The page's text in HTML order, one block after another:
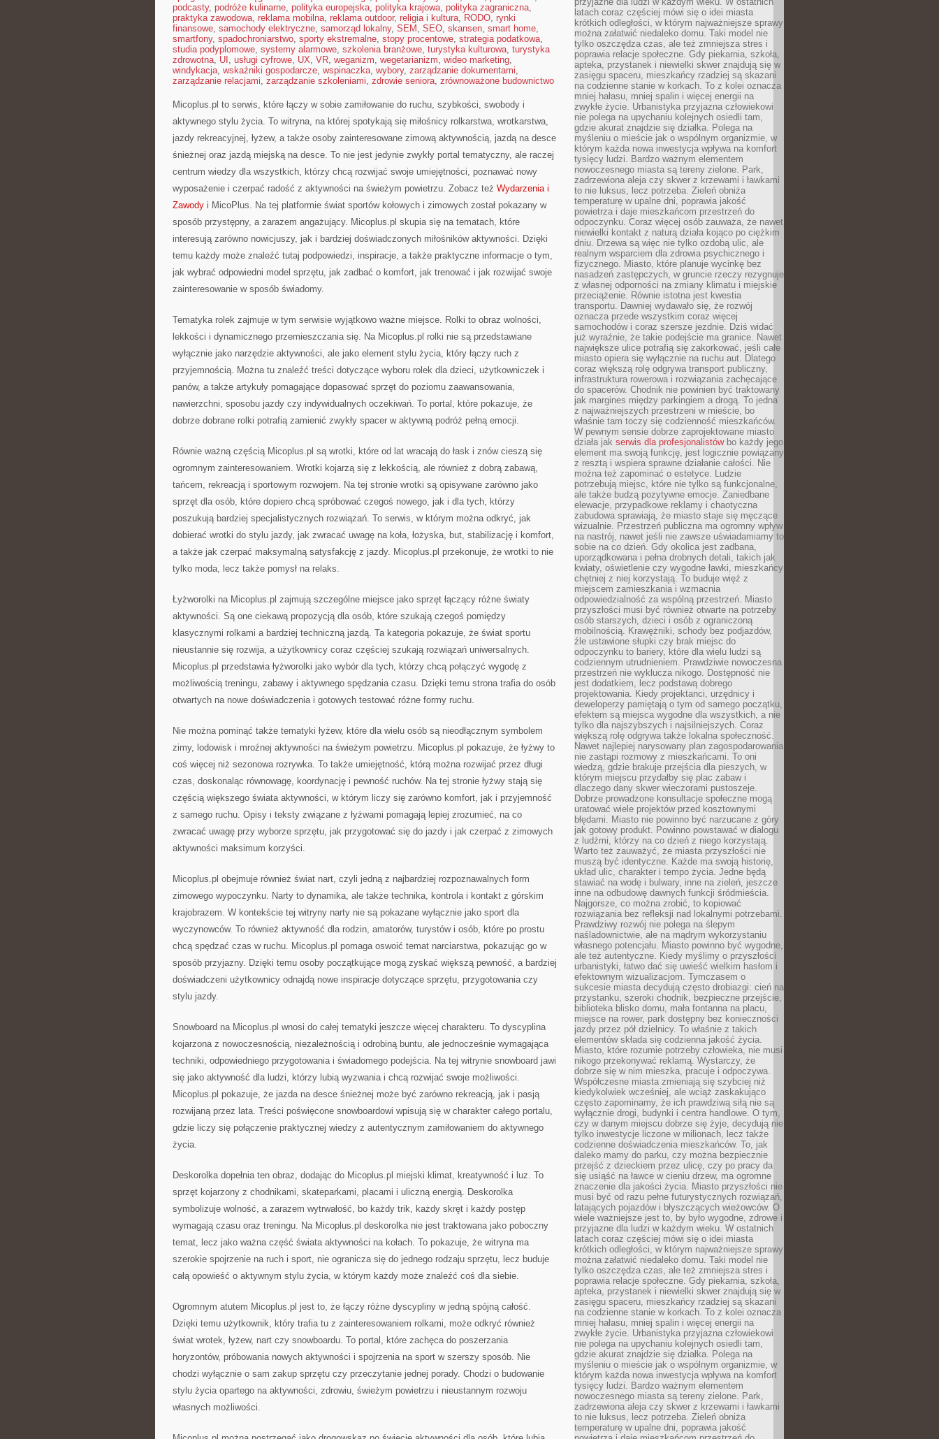
podcasty, podróże kulinarne, polityka europejska, polityka krajowa, polityka zagraniczna,
praktyka zawodowa, reklama mobilna, reklama outdoor, religia i kultura, RODO, rynki
finansowe, samochody elektryczne, samorząd lokalny, SEM , SEO, skansen, smart home,
smartfony, spadochroniarstwo, sporty ekstremalne, stopy procentowe, strategia podatkowa,
studia podyplomowe, systemy alarmowe, szkolenia branżowe, turystyka kulturowa, turystyka
zdrowotna, UI , usługi cyfrowe, UX, VR, weganizm, wegetarianizm, wideo marketing,
windykacja, wskaźniki gospodarcze, wspinaczka, wybory, zarządzanie dokumentami,
zarządzanie relacjami, zarządzanie szkoleniami, zdrowie seniora, zrównoważone budownictwo
Micoplus.pl to serwis, które łączy w sobie zamiłowanie do ruchu, szybkości, swobody i
aktywnego stylu życia. To witryna, na której spotykają się miłośnicy rolkarstwa, wrotkarstwa,
jazdy rekreacyjnej, łyżew, a także osoby zainteresowane zimową aktywnością, jazdą na desce
śnieżnej oraz jazdą miejską na desce. To nie jest jedynie zwykły portal tematyczny, ale raczej
centrum wiedzy dla wszystkich, którzy chcą rozwijać swoje umiejętności, poznawać nowy
wyposażenie i czerpać radość z aktywności na świeżym powietrzu. Zobacz też Wydarzenia i
Zawody i MicoPlus. Na tej platformie świat sportów kołowych i zimowych został pokazany w
sposób przystępny, a zarazem angażujący. Micoplus.pl skupia się na tematach, które
interesują zarówno nowicjuszy, jak i bardziej doświadczonych miłośników aktywności. Dzięki
temu każdy może znaleźć tutaj podpowiedzi, inspiracje, a także praktyczne informacje o tym,
jak wybrać odpowiedni model sprzętu, jak zadbać o komfort, jak trenować i jak rozwijać swoje
zainteresowanie w sposób świadomy.
Tematyka rolek zajmuje w tym serwisie wyjątkowo ważne miejsce. Rolki to obraz wolności,
lekkości i dynamicznego przemieszczania się. Na Micoplus.pl rolki nie są przedstawiane
wyłącznie jako narzędzie aktywności, ale jako element stylu życia, który łączy ruch z
przyjemnością. Można tu znaleźć treści dotyczące wyboru rolek dla dzieci, użytkowniczek i
panów, a także artykuły pomagające dopasować sprzęt do poziomu zaawansowania,
nawierzchni, sposobu jazdy czy indywidualnych oczekiwań. To portal, które pokazuje, że
dobrze dobrane rolki potrafią zamienić zwykły spacer w aktywną podróż pełną emocji.
Równie ważną częścią Micoplus.pl są wrotki, które od lat wracają do łask i znów cieszą się
ogromnym zainteresowaniem. Wrotki kojarzą się z lekkością, ale również z dobrą zabawą,
tańcem, rekreacją i sportowym rozwojem. Na tej stronie wrotki są opisywane zarówno jako
sprzęt dla osób, które dopiero chcą spróbować czegoś nowego, jak i dla tych, którzy
poszukują bardziej specjalistycznych rozwiązań. To serwis, w którym można odkryć, jak
dobierać wrotki do stylu jazdy, jak zwracać uwagę na koła, łożyska, but, stabilizację i komfort,
a także jak czerpać maksymalną satysfakcję z jazdy. Micoplus.pl przekonuje, że wrotki to nie
tylko moda, lecz także pomysł na relaks.
Łyżworolki na Micoplus.pl zajmują szczególne miejsce jako sprzęt łączący różne światy
aktywności. Są one ciekawą propozycją dla osób, które szukają czegoś pomiędzy
klasycznymi rolkami a bardziej techniczną jazdą. Ta kategoria pokazuje, że świat sportu
nieustannie się rozwija, a użytkownicy coraz częściej szukają rozwiązań uniwersalnych.
Micoplus.pl przedstawia łyżworolki jako wybór dla tych, którzy chcą połączyć wygodę z
możliwością treningu, zabawy i aktywnego spędzania czasu. Dzięki temu strona trafia do osób
otwartych na nowe doświadczenia i gotowych testować różne formy ruchu.
Nie można pominąć także tematyki łyżew, które dla wielu osób są nieodłącznym symbolem
zimy, lodowisk i mroźnej aktywności na świeżym powietrzu. Micoplus.pl pokazuje, że łyżwy to
coś więcej niż sezonowa rozrywka. To także umiejętność, którą można rozwijać przez długi
czas, doskonaląc równowagę, koordynację i pewność ruchów. Na tej stronie łyżwy stają się
częścią większego świata aktywności, w którym liczy się zarówno komfort, jak i przyjemność
z samego ruchu. Opisy i teksty związane z łyżwami pomagają lepiej zrozumieć, na co
zwracać uwagę przy wyborze sprzętu, jak przygotować się do jazdy i jak czerpać z zimowych
aktywności maksimum korzyści.
Micoplus.pl obejmuje również świat nart, czyli jedną z najbardziej rozpoznawalnych form
zimowego wypoczynku. Narty to dynamika, ale także technika, kontrola i kontakt z górskim
krajobrazem. W kontekście tej witryny narty nie są pokazane wyłącznie jako sport dla
wyczynowców. To również aktywność dla rodzin, amatorów, turystów i osób, które po prostu
chcą spędzać czas w ruchu. Micoplus.pl pomaga oswoić temat narciarstwa, pokazując go w
sposób przyjazny. Dzięki temu osoby początkujące mogą zyskać większą pewność, a bardziej
doświadczeni użytkownicy odnajdą nowe inspiracje dotyczące sprzętu, przygotowania czy
stylu jazdy.
Snowboard na Micoplus.pl wnosi do całej tematyki jeszcze więcej charakteru. To dyscyplina
kojarzona z nowoczesnością, niezależnością i odrobiną buntu, ale jednocześnie wymagająca
techniki, odpowiedniego przygotowania i świadomego podejścia. Na tej witrynie snowboard jawi
się jako aktywność dla ludzi, którzy lubią wyzwania i chcą rozwijać swoje możliwości.
Micoplus.pl pokazuje, że jazda na desce śnieżnej może być zarówno rekreacją, jak i pasją
rozwijaną przez lata. Treści poświęcone snowboardowi wpisują się w charakter całego portalu,
gdzie liczy się połączenie praktycznej wiedzy z autentycznym zamiłowaniem do aktywnego
życia.
Deskorolka dopełnia ten obraz, dodając do Micoplus.pl miejski klimat, kreatywność i luz. To
sprzęt kojarzony z chodnikami, skateparkami, placami i uliczną energią. Deskorolka
symbolizuje wolność, a zarazem wytrwałość, bo każdy trik, każdy skręt i każdy postęp
wymagają czasu oraz treningu. Na Micoplus.pl deskorolka nie jest traktowana jako poboczny
temat, lecz jako ważna część świata aktywności na kołach. To pokazuje, że witryna ma
szerokie spojrzenie na ruch i sport, nie ogranicza się do jednego rodzaju sprzętu, lecz buduje
całą opowieść o aktywnym stylu życia, w którym każdy może znaleźć coś dla siebie.
Ogromnym atutem Micoplus.pl jest to, że łączy różne dyscypliny w jedną spójną całość.
Dzięki temu użytkownik, który trafia tu z zainteresowaniem rolkami, może odkryć również
świat wrotek, łyżew, nart czy snowboardu. To portal, które zachęca do poszerzania
horyzontów, próbowania nowych aktywności i spojrzenia na sport w szerszy sposób. Nie
chodzi wyłącznie o sam zakup sprzętu czy przeczytanie jednej porady. Chodzi o budowanie
stylu życia opartego na aktywności, zdrowiu, świeżym powietrzu i nieustannym rozwoju
własnych możliwości.
latach coraz częściej mówi się o idei miasta
krótkich odległości, w którym najważniejsze sprawy
można załatwić niedaleko domu. Taki model nie
tylko oszczędza czas, ale też zmniejsza stres i
poprawia relacje społeczne. Gdy piekarnia, szkoła,
apteka, przystanek i niewielki skwer znajdują się w
zasięgu spaceru, mieszkańcy rzadziej są skazani
na codzienne stanie w korkach. To z kolei oznacza
mniej hałasu, mniej spalin i więcej energii na
zwykłe życie. Urbanistyka przyjazna człowiekowi
nie polega na upychaniu kolejnych osiedli tam,
gdzie akurat znajdzie się działka. Polega na
myśleniu o mieście jak o wspólnym organizmie, w
którym każda nowa inwestycja wpływa na komfort
tysięcy ludzi. Bardzo ważnym elementem
nowoczesnego miasta są tereny zielone. Park,
zadrzewiona aleja czy skwer z krzewami i ławkami
to nie luksus, lecz potrzeba. Zieleń obniża
temperaturę w upalne dni, poprawia jakość
powietrza i daje mieszkańcom przestrzeń do
odpoczynku. Coraz więcej osób zauważa, że nawet
niewielki kontakt z naturą działa kojąco po ciężkim
dniu. Drzewa są więc nie tylko ozdobą ulic, ale
realnym wsparciem dla zdrowia psychicznego i
fizycznego. Miasto, które planuje wycinkę bez
nasadzeń zastępczych, w gruncie rzeczy rezygnuje
z własnej odporności na zmiany klimatu i miejskie
przeciążenie. Równie istotna jest kwestia
transportu. Dawniej wydawało się, że rozwój
oznacza przede wszystkim coraz więcej
samochodów i coraz szersze jezdnie. Dziś widać
już wyraźnie, że takie podejście ma granice. Nawet
największe ulice potrafią się zakorkować, jeśli całe
miasto opiera się wyłącznie na ruchu aut. Dlatego
coraz większą rolę odgrywa transport publiczny,
infrastruktura rowerowa i rozwiązania zachęcające
do spacerów. Chodnik nie powinien być traktowany
jak margines między parkingiem a drogą. To jedna
z najważniejszych przestrzeni w mieście, bo
właśnie tam toczy się codzienność mieszkańców.
W pewnym sensie dobrze zaprojektowane miasto
działa jak serwis dla profesjonalistówbo każdy jego
element ma swoją funkcję, jest logicznie powiązany
z resztą i wspiera sprawne działanie całości. Nie
można też zapominać o estetyce. Ludzie
potrzebują miejsc, które nie tylko są funkcjonalne,
ale także budzą pozytywne emocje. Zaniedbane
elewacje, przypadkowe reklamy i chaotyczna
zabudowa sprawiają, że miasto staje się męczące
wizualnie. Przestrzeń publiczna ma ogromny wpływ
na nastrój, nawet jeśli nie zawsze uświadamiamy to
sobie na co dzień. Gdy okolica jest zadbana,
uporządkowana i pełna drobnych detali, takich jak
kwiaty, oświetlenie czy wygodne ławki, mieszkańcy
chętniej z niej korzystają. To buduje więź z
miejscem zamieszkania i wzmacnia
odpowiedzialność za wspólną przestrzeń. Miasto
przyszłości musi być również otwarte na potrzeby
osób starszych, dzieci i osób z ograniczoną
mobilnością. Krawężniki, schody bez podjazdów,
źle ustawione słupki czy brak miejsc do
odpoczynku to bariery, które dla wielu ludzi są
codziennym utrudnieniem. Prawdziwie nowoczesna
przestrzeń nie wyklucza nikogo. Dostępność nie
jest dodatkiem, lecz podstawą dobrego
projektowania. Kiedy projektanci, urzędnicy i
deweloperzy pamiętają o tym od samego początku,
efektem są miejsca wygodne dla wszystkich, a nie
tylko dla najszybszych i najsilniejszych. Coraz
większą rolę odgrywa także lokalna społeczność.
Nawet najlepiej narysowany plan zagospodarowania
nie zastąpi rozmowy z mieszkańcami. To oni
wiedzą, gdzie brakuje przejścia dla pieszych, w
którym miejscu przydałby się plac zabaw i
dlaczego dany skwer wieczorami pustoszeje.
Dobrze prowadzone konsultacje społeczne mogą
uratować wiele projektów przed kosztownymi
błędami. Miasto nie powinno być narzucane z góry
jak gotowy produkt. Powinno powstawać w dialogu
z ludźmi, którzy na co dzień z niego korzystają.
Warto też zauważyć, że miasta przyszłości nie
muszą być identyczne. Każde ma swoją historię,
układ ulic, charakter i tempo życia. Jedne będą
stawiać na wodę i bulwary, inne na zieleń, jeszcze
inne na odbudowę dawnych funkcji śródmieścia.
Najgorsze, co można zrobić, to kopiować
rozwiązania bez refleksji nad lokalnymi potrzebami.
Prawdziwy rozwój nie polega na ślepym
naśladownictwie, ale na mądrym wykorzystaniu
własnego potencjału. Miasto powinno być wygodne,
ale też autentyczne. Kiedy myślimy o przyszłości
urbanistyki, łatwo dać się uwieść wielkim hasłom i
efektownym wizualizacjom. Tymczasem o
sukcesie miasta decydują często drobiazgi: cień na
przystanku, szeroki chodnik, bezpieczne przejście,
biblioteka blisko domu, mała fontanna na placu,
miejsce na rower, park dostępny bez konieczności
jazdy przez pół dzielnicy. To właśnie z takich
elementów składa się codzienna jakość życia.
Miasto, które rozumie potrzeby człowieka, nie musi
nikogo przekonywać reklamą. Wystarczy, że
dobrze się w nim mieszka, pracuje i odpoczywa.
Współczesne miasta zmieniają się szybciej niż
kiedykolwiek wcześniej, ale wciąż zaskakująco
często zapominamy, że ich prawdziwą siłą nie są
wyłącznie drogi, budynki i centra handlowe. O tym,
czy w danym miejscu dobrze się żyje, decydują nie
tylko inwestycje liczone w milionach, lecz także
codzienne doświadczenia mieszkańców. To, jak
daleko mamy do parku, czy można bezpiecznie
przejść z dzieckiem przez ulicę, czy po pracy da
się usiąść na ławce w cieniu drzew, ma ogromne
znaczenie dla jakości życia. Miasto przyszłości nie
musi być od razu pełne futurystycznych rozwiązań,
latających pojazdów i błyszczących wieżowców. O
wiele ważniejsze jest to, by było wygodne, zdrowe i
przyjazne dla ludzi w każdym wieku. W ostatnich
latach coraz częściej mówi się o idei miasta
krótkich odległości, w którym najważniejsze sprawy
można załatwić niedaleko domu. Taki model nie
tylko oszczędza czas, ale też zmniejsza stres i
poprawia relacje społeczne. Gdy piekarnia, szkoła,
apteka, przystanek i niewielki skwer znajdują się w
zasięgu spaceru, mieszkańcy rzadziej są skazani
na codzienne stanie w korkach. To z kolei oznacza
mniej hałasu, mniej spalin i więcej energii na
zwykłe życie. Urbanistyka przyjazna człowiekowi
nie polega na upychaniu kolejnych osiedli tam,
gdzie akurat znajdzie się działka. Polega na
myśleniu o mieście jak o wspólnym organizmie, w
którym każda nowa inwestycja wpływa na komfort
tysięcy ludzi. Bardzo ważnym elementem
nowoczesnego miasta są tereny zielone. Park,
zadrzewiona aleja czy skwer z krzewami i ławkami
to nie luksus, lecz potrzeba. Zieleń obniża
temperaturę w upalne dni, poprawia jakość